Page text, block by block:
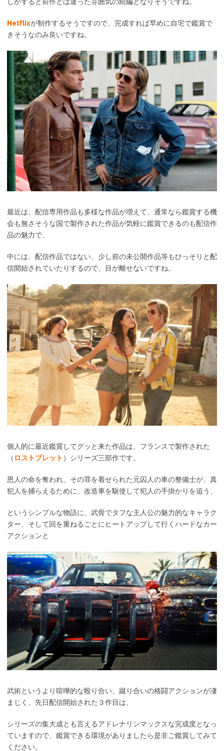
Netflixが制作するそうですので、完成すれば早めに自宅で鑑賞で
きそうなのみ良いですね。
最近は、配信専用作品も多様な作品が増えて、通常なら鑑賞する機
会も無さそうな国で製作された作品が気軽に鑑賞できるのも配信作
品の魅力で、
中には、配信作品ではない、少し前の未公開作品等もひっそりと配
信開始されていたりするので、目が離せないですね。
個人的に最近鑑賞してグッと来た作品は、フランスで製作された
（ ロストブレット ）シリーズ三部作です。
恩人の命を奪われ、その罪を着せられた元囚人の車の整備士が、真
犯人を捕らえるために、改造車を駆使して犯人の手掛かりを追う、
というシンプルな物語に、武骨でタフな主人公の魅力的なキャラク
ター、そして回を重ねるごとにヒートアップして行くハードなカー
アクションと
武術というより喧嘩的な殴り合い、蹴り合いの格闘アクションが凄
まじく、先日配信開始された３作目は、
シリーズの集大成とも言えるアドレナリンマックスな完成度となっ
ていますので、鑑賞できる環境がありましたら是非ご鑑賞してみて
ください。